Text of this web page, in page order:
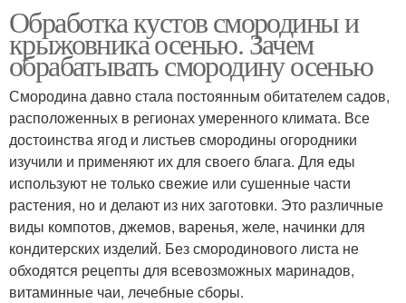
Обработка кустов смородины и
крыжовника осенью. Зачем
обрабатывать смородину осенью
Смородина давно стала постоянным обитателем садов,
расположенных в регионах умеренного климата. Все
достоинства ягод и листьев смородины огородники
изучили и применяют их для своего блага. Для еды
используют не только свежие или сушенные части
растения, но и делают из них заготовки. Это различные
виды компотов, джемов, варенья, желе, начинки для
кондитерских изделий. Без смородинового листа не
обходятся рецепты для всевозможных маринадов,
витаминные чаи, лечебные сборы.